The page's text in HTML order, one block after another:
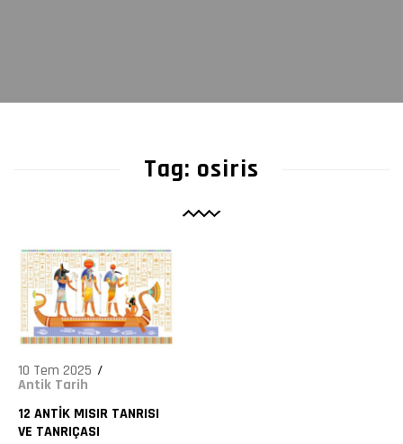
Tag: osiris
10 Tem 2025
Antik Tarih
12 ANTIK MISIR TANRISI
VE TANRIÇASI